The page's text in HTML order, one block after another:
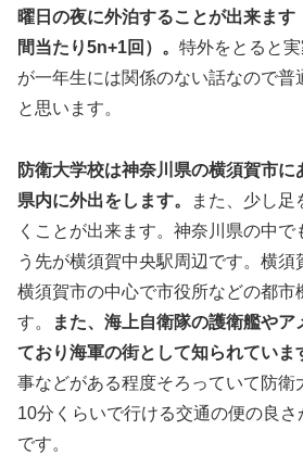
曜日の夜に外泊することが出来ます
間当たり5n+1回）。 特外をとると
が一年生には関係のない話なので普
と思います。
防衛大学校は神奈川県の横須賀市に
県内に外出をします。
また、少し足
くことが出来ます。神奈川県の中
う先が横須賀中央駅周辺です。横須
横須賀市の中心で市役所などの都市
す。
また、海上自衛隊の護衛艦やア
ており海軍の街として知られていま
事などがある程度そろっていて防衛
10分くらいで行ける交通の便の良
です。